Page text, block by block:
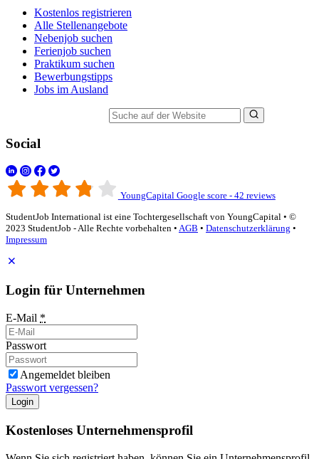
Kostenlos registrieren
Alle Stellenangebote
Nebenjob suchen
Ferienjob suchen
Praktikum suchen
Bewerbungstipps
Jobs im Ausland
Social
YoungCapital Google score - 42 reviews
StudentJob International ist eine Tochtergesellschaft von YoungCapital • ©
2023 StudentJob - Alle Rechte vorbehalten • AGB • Datenschutzerklärung •
Impressum
Login für Unternehmen
E-Mail *
Passwort
Angemeldet bleiben
Passwort vergessen?
Login
Kostenloses Unternehmensprofil